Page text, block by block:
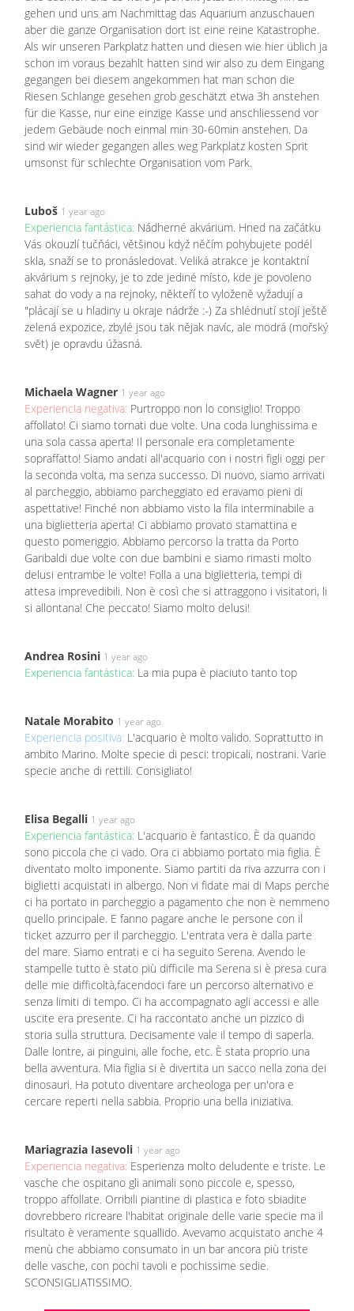
gehen und uns am Nachmittag das Aquarium anzuschauen
aber die ganze Organisation dort ist eine reine Katastrophe.
Als wir unseren Parkplatz hatten und diesen wie hier üblich ja
schon im voraus bezahlt hatten sind wir also zu dem Eingang
gegangen bei diesem angekommen hat man schon die
Riesen Schlange gesehen grob geschätzt etwa 3h anstehen
für die Kasse, nur eine einzige Kasse und anschliessend vor
jedem Gebäude noch einmal min 30-60min anstehen. Da
sind wir wieder gegangen alles weg Parkplatz kosten Sprit
umsonst für schlechte Organisation vom Park.
Luboš 1 year ago
Experiencia fantástica: Nádherné akvárium. Hned na začátku
Vás okouzlí tučňáci, většinou když něčím pohybujete podél
skla, snaží se to pronásledovat. Veliká atrakce je kontaktní
akvárium s rejnoky, je to zde jediné místo, kde je povoleno
sahat do vody a na rejnoky, někteří to vyloženě vyžadují a
"plácají se u hladiny u okraje nádrže :-) Za shlédnutí stojí ještě
zelená expozice, zbylé jsou tak nějak navíc, ale modrá (mořský
svět) je opravdu úžasná.
Michaela Wagner 1 year ago
Experiencia negativa: Purtroppo non lo consiglio! Troppo
affollato! Ci siamo tornati due volte. Una coda lunghissima e
una sola cassa aperta! Il personale era completamente
sopraffatto! Siamo andati all'acquario con i nostri figli oggi per
la seconda volta, ma senza successo. Di nuovo, siamo arrivati
al parcheggio, abbiamo parcheggiato ed eravamo pieni di
aspettative! Finché non abbiamo visto la fila interminabile a
una biglietteria aperta! Ci abbiamo provato stamattina e
questo pomeriggio. Abbiamo percorso la tratta da Porto
Garibaldi due volte con due bambini e siamo rimasti molto
delusi entrambe le volte! Folla a una biglietteria, tempi di
attesa imprevedibili. Non è così che si attraggono i visitatori, li
si allontana! Che peccato! Siamo molto delusi!
Andrea Rosini 1 year ago
Experiencia fantástica: La mia pupa è piaciuto tanto top
Natale Morabito 1 year ago
Experiencia positiva: L'acquario è molto valido. Soprattutto in
ambito Marino. Molte specie di pesci: tropicali, nostrani. Varie
specie anche di rettili. Consigliato!
Elisa Begalli 1 year ago
Experiencia fantástica: L'acquario è fantastico. È da quando
sono piccola che ci vado. Ora ci abbiamo portato mia figlia. È
diventato molto imponente. Siamo partiti da riva azzurra con i
biglietti acquistati in albergo. Non vi fidate mai di Maps perche
ci ha portato in parcheggio a pagamento che non è nemmeno
quello principale. E fanno pagare anche le persone con il
ticket azzurro per il parcheggio. L'entrata vera è dalla parte
del mare. Siamo entrati e ci ha seguito Serena. Avendo le
stampelle tutto è stato più difficile ma Serena si è presa cura
delle mie difficoltà,facendoci fare un percorso alternativo e
senza limiti di tempo. Ci ha accompagnato agli accessi e alle
uscite era presente. Ci ha raccontato anche un pizzico di
storia sulla struttura. Decisamente vale il tempo di saperla.
Dalle lontre, ai pinguini, alle foche, etc. È stata proprio una
bella avventura. Mia figlia si è divertita un sacco nella zona dei
dinosauri. Ha potuto diventare archeologa per un'ora e
cercare reperti nella sabbia. Proprio una bella iniziativa.
Mariagrazia Iasevoli 1 year ago
Experiencia negativa: Esperienza molto deludente e triste. Le
vasche che ospitano gli animali sono piccole e, spesso,
troppo affollate. Orribili piantine di plastica e foto sbiadite
dovrebbero ricreare l'habitat originale delle varie specie ma il
risultato è veramente squallido. Avevamo acquistato anche 4
menù che abbiamo consumato in un bar ancora più triste
delle vasche, con pochi tavoli e pochissime sedie.
SCONSIGLIATISSIMO.